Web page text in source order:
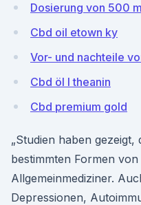
Dosierung von 500
Cbd oil etown ky
Vor- und nachteile
Cbd öl l theanin
Cbd premium gold
„Studien haben
bestimmten Formen
Allgemeinmediziner.
Depressionen,